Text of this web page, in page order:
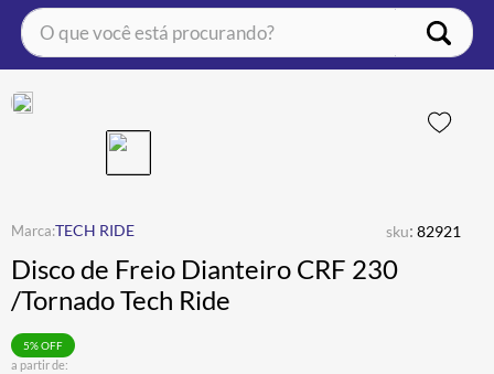
O que você está procurando?
TECH RIDE sku: 82921
Disco de Freio Dianteiro CRF 230
/Tornado Tech Ride
a partir de:
5% OFF
BOTA
4º ÓCULOS SOLAR
5º LUVA
6º BAU
7º